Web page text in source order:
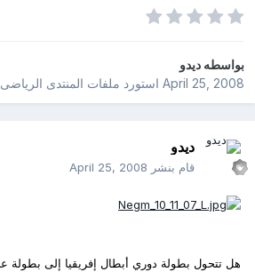
بواسطهديدو
April 25, 2008استورد ملفات المنتدى الرياضى
ديدو
قام بنشر April 25, 2008
هل تتحول بطولة دوري أبطال إفريقيا إلى بطولة